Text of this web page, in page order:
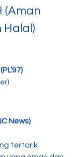
(Aman
Halal)
News)
tertarik